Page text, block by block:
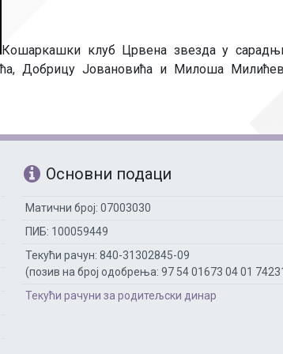
Кошаркашки клуб Црвена звезда у
Добрицу Јовановића и Милоша
Основни подаци
Матични број: 07003030
ПИБ: 100059449
Текући рачун: 840-31302845-09
(позив на број одобрења: 97 54 01673 04 01
Текући рачуни за родитељски динар